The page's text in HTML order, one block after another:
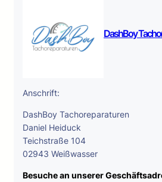
DashBoy
Anschrift:
DashBoy Tachoreparaturen
Daniel Heiduck
Teichstraße 104
02943 Weißwasser
Besuche an unserer